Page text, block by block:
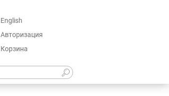
English
Авторизация
Корзина